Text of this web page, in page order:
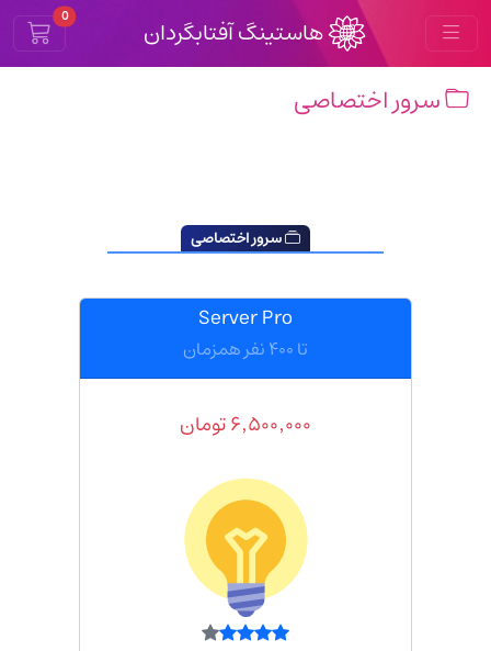
هاستینگ آفتابگردان 0
Cart
سرور اختصاصی
سرور اختصاصی
Server Pro
تا ۴۰۰ نفر همزمان
۶٬۵۰۰٬۰۰۰تومان